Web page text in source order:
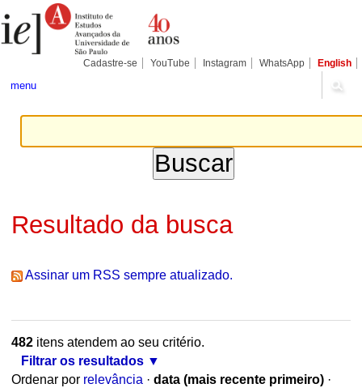
para
conteúdo.
Pessoais
Cadastre-se YouTube Instagram WhatsApp English
menu
Resultado da busca
Assinar um RSS sempre atualizado.
482itens atendem ao seu critério.
Filtrar os resultados
Ordenar por relevância · data (mais recente primeiro) ·